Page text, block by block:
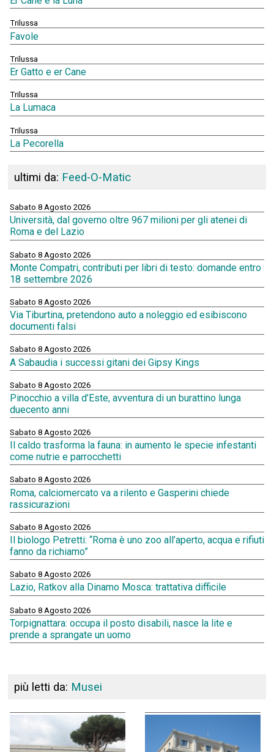
Trilussa
Favole
Trilussa
Er Gatto e er Cane
Trilussa
La Lumaca
Trilussa
La Pecorella
ultimi da: Feed-O-Matic
Sabato 8 Agosto 2026
Università, dal governo oltre 967 milioni per gli atenei di
Roma e del Lazio
Sabato 8 Agosto 2026
Monte Compatri, contributi per libri di testo: domande entro
18 settembre 2026
Sabato 8 Agosto 2026
Via Tiburtina, pretendono auto a noleggio ed esibiscono
documenti falsi
Sabato 8 Agosto 2026
A Sabaudia i successi gitani dei Gipsy Kings
Sabato 8 Agosto 2026
Pinocchio a villa d’Este, avventura di un burattino lunga
duecento anni
Sabato 8 Agosto 2026
Il caldo trasforma la fauna: in aumento le specie infestanti
come nutrie e parrocchetti
Sabato 8 Agosto 2026
Roma, calciomercato va a rilento e Gasperini chiede
rassicurazioni
Sabato 8 Agosto 2026
Il biologo Petretti: “Roma è uno zoo all’aperto, acqua e rifiuti
fanno da richiamo”
Sabato 8 Agosto 2026
Lazio, Ratkov alla Dinamo Mosca: trattativa difficile
Sabato 8 Agosto 2026
Torpignattara: occupa il posto disabili, nasce la lite e
prende a sprangate un uomo
più letti da: Musei